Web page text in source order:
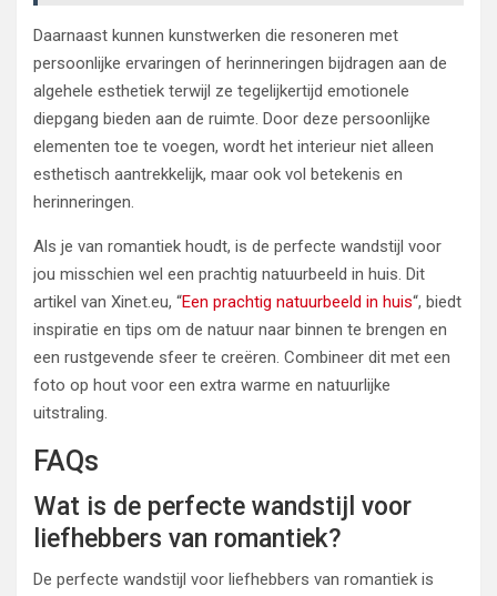
Daarnaast kunnen kunstwerken die resoneren met
persoonlijke ervaringen of herinneringen bijdragen aan de
algehele esthetiek terwijl ze tegelijkertijd emotionele
diepgang bieden aan de ruimte. Door deze persoonlijke
elementen toe te voegen, wordt het interieur niet alleen
esthetisch aantrekkelijk, maar ook vol betekenis en
herinneringen.
Als je van romantiek houdt, is de perfecte wandstijl voor
jou misschien wel een prachtig natuurbeeld in huis. Dit
artikel van Xinet.eu, “Een prachtig natuurbeeld in huis“, biedt
inspiratie en tips om de natuur naar binnen te brengen en
een rustgevende sfeer te creëren. Combineer dit met een
foto op hout voor een extra warme en natuurlijke
uitstraling.
FAQs
Wat is de perfecte wandstijl voor
liefhebbers van romantiek?
De perfecte wandstijl voor liefhebbers van romantiek is